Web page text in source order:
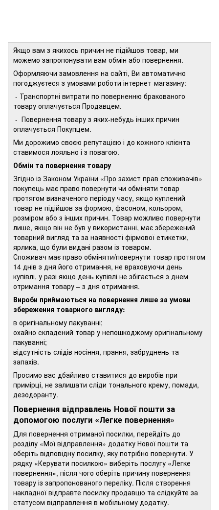
Якщо вам з якихось причин не підійшов товар, ми
можемо запропонувати вам обмін або повернення.
Оформляючи замовлення на сайті, Ви автоматично
погоджуєтеся з умовами роботи інтернет-магазину:
- Транспортні витрати по поверненню бракованого
товару оплачується Продавцем.
- Повернення товару з яких-небудь інших причин
оплачується Покупцем.
Ми дорожимо своєю репутацією і до кожного клієнта
ставимося лояльно і з повагою.
Обмін та повернення товару
Згідно із Законом України «Про захист прав споживачів»
покупець має право повернути чи обміняти товар
протягом визначеного періоду часу, якщо куплений
товар не підійшов за формою, фасоном, кольором,
розміром або з інших причин. Товар можливо повернути
лише, якщо він не був у використанні, має збережений
товарний вигляд та за наявності фірмової етикетки,
ярлика, що були видані разом із товаром.
Споживач має право обміняти/повернути товар протягом
14 днів з дня його отримання, не враховуючи день
купівлі, у разі якщо день купівлі не збігається з днем
отримання товару – з дня отримання.
Вироби приймаються на повернення лише за умови
збереження товарного вигляду:
в оригінальному пакуванні;
охайно складений товар у непошкоджому оригінальному
пакуванні;
відсутність слідів носіння, прання, забруднень та
запахів.
Просимо вас дбайливо ставитися до виробів при
примірці, не залишати сліди тонального крему, помади,
дезодоранту.
Повернення відправлень Нової пошти за
допомогою послуги «Легке повернення»
Для повернення отриманої посилки, перейдіть до
розділу «Мої відправлення» додатку Нової пошти та
оберіть відповідну посилку, яку потрібно повернути. У
рядку «Керувати посилкою» виберіть послугу «Легке
повернення», після чого оберіть причину повернення
товару із запропонованого переліку. Після створення
накладної відправте посилку продавцю та слідкуйте за
статусом відправлення в мобільному додатку.